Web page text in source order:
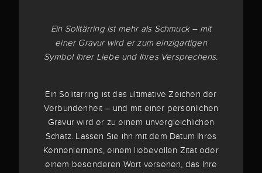
Ein Solitärring ist mehr als Schmuck – mit
einer Gravur wird er zum einzigartigen
Symbol Ihrer Liebe und Ihres Versprechens.
Ein Solitärring ist das ultimative Zeichen der
Verbundenheit – und mit einer persönlichen
Gravur wird er zu einem unvergleichlichen
Schatz. Lassen Sie ihn mit dem Datum Ihres
Kennenlernens, einem liebevollen Zitat oder
einem besonderen Wort versehen, das Ihre